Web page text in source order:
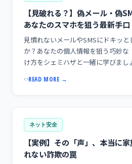
【見破れる？】偽メール・偽
あなたのスマホを狙う最新手口
見慣れないメールやSMSにドキッ
か？あなたの個人情報を狙う巧妙
け方をシェミハザと一緒に学びまし
READ MORE →
ネット安全
【実例】その「声」、本当に
れない詐欺の罠